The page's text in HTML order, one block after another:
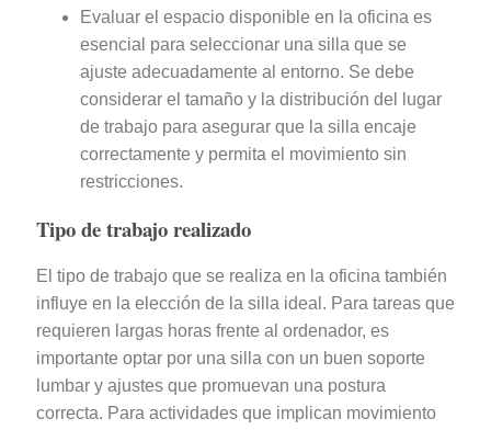
Evaluar el espacio disponible en la oficina es
esencial para seleccionar una silla que se
ajuste adecuadamente al entorno. Se debe
considerar el tamaño y la distribución del lugar
de trabajo para asegurar que la silla encaje
correctamente y permita el movimiento sin
restricciones.
Tipo de trabajo realizado
El tipo de trabajo que se realiza en la oficina también
influye en la elección de la silla ideal. Para tareas que
requieren largas horas frente al ordenador, es
importante optar por una silla con un buen soporte
lumbar y ajustes que promuevan una postura
correcta. Para actividades que implican movimiento